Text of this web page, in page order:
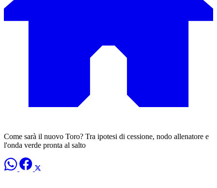
​Come sarà il nuovo Toro? Tra ipotesi di cessione, nodo allenatore e
l'onda verde pronta al salto